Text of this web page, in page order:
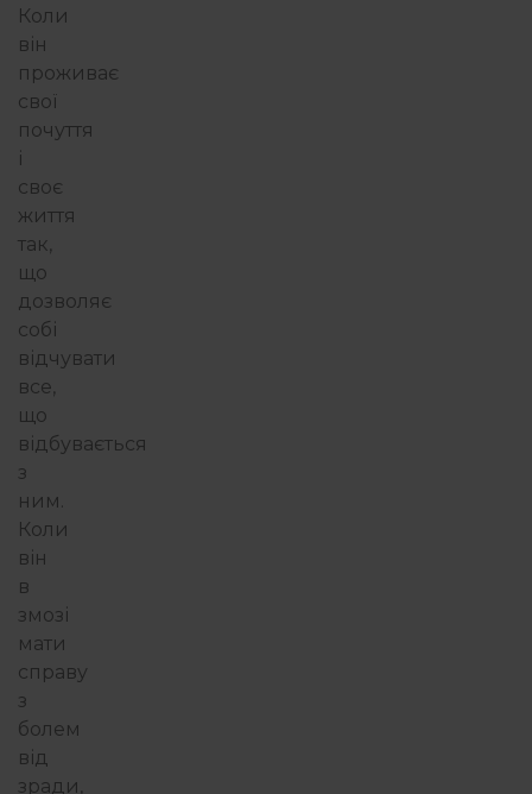
Коли
він
проживає
свої
почуття
і
своє
життя
так,
що
дозволяє
собі
відчувати
все,
що
відбувається
з
ним.
Коли
він
в
змозі
мати
справу
з
болем
від
зради,